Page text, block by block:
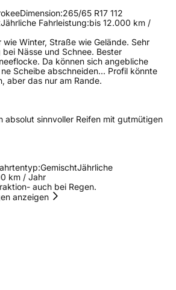
Dimension:265/65 R17 112
Jährliche Fahrleistung:bis 12.000 km /
wie Winter, Straße wie Gelände. Sehr
Nässe und Schnee. Bester
Da können sich angebliche
Scheibe abschneiden... Profil könnte
aber das nur am Rande.
absolut sinnvoller Reifen mit gutmütigen
GemischtJährliche
km / Jahr
auch bei Regen.
anzeigen